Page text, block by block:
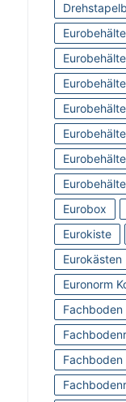
Eurobox
Eurokiste
Eurokästen
Euronorm
Fachboden
Fachboden